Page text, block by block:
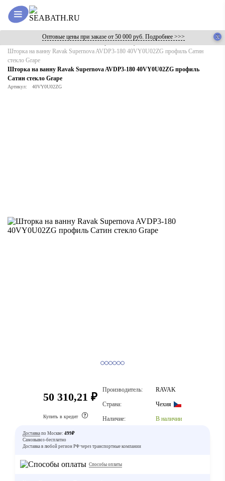
Оптовые цены при заказе от 50 000 руб. Подробнее >>>
Каталог Ванны
Шторки на ванну
Шторка на ванну Ravak Supernova AVDP3-180 40VY0U02ZG профиль Сатин
стекло Grape
Шторка на ванну Ravak Supernova AVDP3-180 40VY0U02ZG профиль
Сатин стекло Grape
Артикул: 40VY0U02ZG
50 310,21 ₽
Купить в кредит
Производитель: RAVAK
Страна: Чехия
Наличие: В наличии
Доставка по Москве: 499₽
Самовывоз-бесплатно
Доставка в любой регион РФ через транспортные компании
Способы оплаты